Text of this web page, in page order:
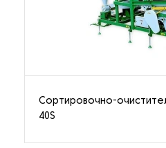
Сортировочно-
40S